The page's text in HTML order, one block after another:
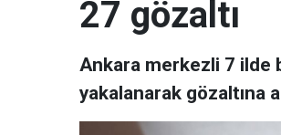
27 gözaltı
Ankara merkezli 7 ilde
yakalanarak gözaltına